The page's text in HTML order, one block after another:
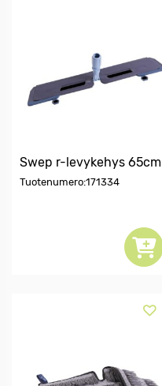
Swep r-levykehys 65cm
Tuotenumero:171334